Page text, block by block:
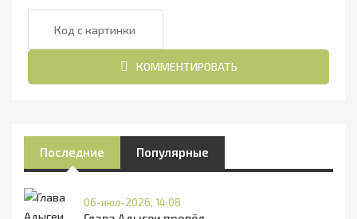
КОММЕНТИРОВАТЬ
Последние Популярные
06-июл-2026, 14:08